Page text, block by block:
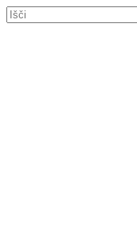
Skip
to